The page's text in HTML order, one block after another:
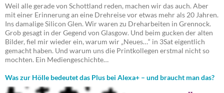
Weil alle gerade von Schottland reden, machen wir das auch. Aber
mit einer Erinnerung an eine Drehreise vor etwas mehr als 20 Jahren.
Ins damalige Silicon Glen. Wir waren zu Dreharbeiten in Grennock.
Grob gesagt in der Gegend von Glasgow. Und beim gucken der alten
Bilder, fiel mir wieder ein, warum wir „Neues…“ in 3Sat eigentlich
gemacht haben. Und warum uns die Printkollegen erstmal nicht so
mochten. Ein Mediengeschichte…
Was zur Hölle bedeutet das Plus bei Alexa+ – und braucht man das?